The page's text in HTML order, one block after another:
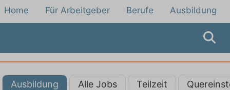
Home Für Arbeitgeber Berufe Ausbildung
Ausbildung Alle Jobs Teilzeit